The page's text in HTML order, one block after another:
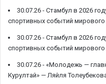
30.07.26 - Стамбул в 2026
спортивных событий мирового
30.07.26 - Стамбул в 2026
спортивных событий мирового
30.07.26 - «Молодежь —
Курултай» — Ляйля